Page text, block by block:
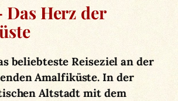
Herz der
beliebteste Reiseziel an der
Amalfiküste. In der
Altstadt mit dem